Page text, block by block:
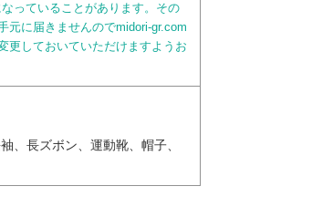
っていることがあります。その
元に届きませんのでmidori-gr.com
更しておいていただけますようお
、長ズボン、運動靴、帽子、